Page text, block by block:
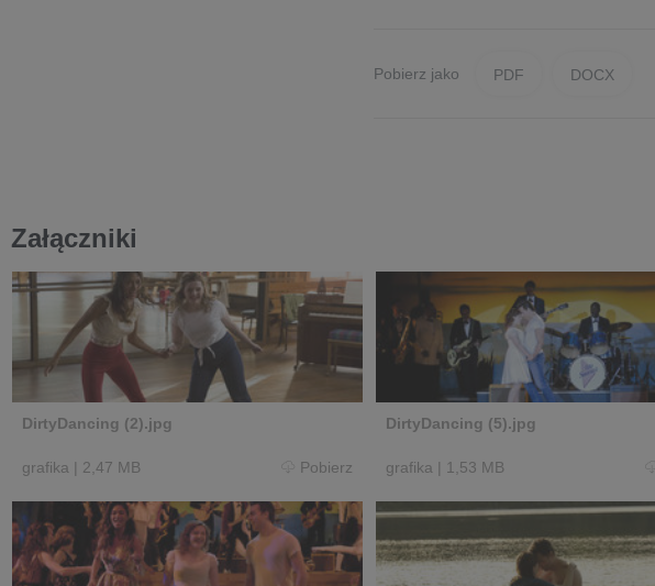
Pobierz jako PDF DOCX
Załączniki
DirtyDancing (2).jpg
grafika | 2,47 MB Pobierz
DirtyDancing (5).jpg
grafika | 1,53 MB